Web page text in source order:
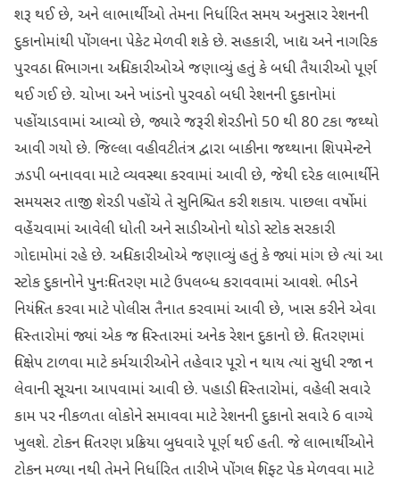
શરૂ થઈ છે, અને લાભાર્થીઓ તેમના નિર્ધારિત સમય અનુસાર રેશનની
દુકાનોમાંથી પોંગલના પેકેટ મેળવી શકે છે. સહકારી, ખાદ્ય અને નાગરિક
પુરવઠા વિભાગના અધિકારીઓએ જણાવ્યું હતું કે બધી તૈયારીઓ પૂર્ણ
થઈ ગઈ છે. ચોખા અને ખાંડનો પુરવઠો બધી રેશનની દુકાનોમાં
પહોંચાડવામાં આવ્યો છે, જ્યારે જરૂરી શેરડીનો 50 થી 80 ટકા જથ્થો
આવી ગયો છે. જિલ્લા વહીવટીતંત્ર દ્વારા બાકીના જથ્થાના શિપમેન્ટને
ઝડપી બનાવવા માટે વ્યવસ્થા કરવામાં આવી છે, જેથી દરેક લાભાર્થીને
સમયસર તાજી શેરડી પહોંચે તે સુનિશ્ચિત કરી શકાય. પાછલા વર્ષોમાં
વહેંચવામાં આવેલી ધોતી અને સાડીઓનો થોડો સ્ટોક સરકારી
ગોદામોમાં રહે છે. અધિકારીઓએ જણાવ્યું હતું કે જ્યાં માંગ છે ત્યાં આ
સ્ટોક દુકાનોને પુનઃવિતરણ માટે ઉપલબ્ધ કરાવવામાં આવશે. ભીડને
નિયંત્રિત કરવા માટે પોલીસ તૈનાત કરવામાં આવી છે, ખાસ કરીને એવા
વિસ્તારોમાં જ્યાં એક જ વિસ્તારમાં અનેક રેશન દુકાનો છે. વિતરણમાં
વિક્ષેપ ટાળવા માટે કર્મચારીઓને તહેવાર પૂરો ન થાય ત્યાં સુધી રજા ન
લેવાની સૂચના આપવામાં આવી છે. પહાડી વિસ્તારોમાં, વહેલી સવારે
કામ પર નીકળતા લોકોને સમાવવા માટે રેશનની દુકાનો સવારે 6 વાગ્યે
ખુલશે. ટોકન વિતરણ પ્રક્રિયા બુધવારે પૂર્ણ થઈ હતી. જે લાભાર્થીઓને
ટોકન મળ્યા નથી તેમને નિર્ધારિત તારીખે પોંગલ ગિફ્ટ પેક મેળવવા માટે